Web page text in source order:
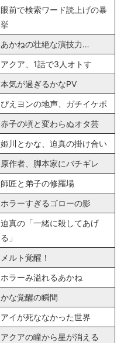
眼前で検索ワード読上げの暴
挙
あかねの壮絶な演技力…
アクア、1話で3人オトす
本気が過ぎるかなPV
ぴえヨンの地声、ガチイケボ
赤子の頃と変わらぬオタ芸
姫川とかな、迫真の掛け合い
原作者、脚本家にバチギレ
師匠と弟子の修羅場
ホラーすぎるゴローの影
迫真の「一緒に殺してあげ
る」
メルト覚醒！
ホラーみ溢れるあかね
かな覚醒の瞬間
アイが死ななかった世界
アクアの瞳から星が消える